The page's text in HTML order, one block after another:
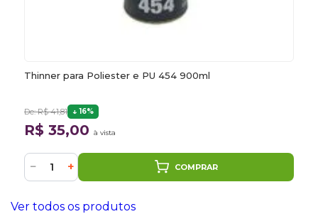
Thinner para Poliester e PU 454 900ml
De: R$ 41,81 16%
R$ 35,00 à vista
− + COMPRAR
Ver todos os produtos